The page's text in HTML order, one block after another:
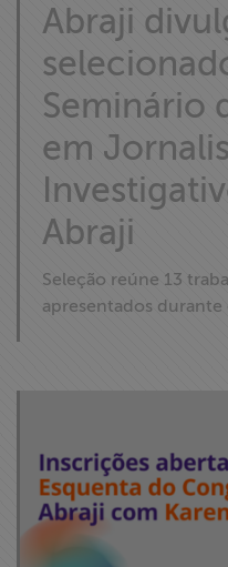
Abraji
Seminário
em
Abraji
Seleção reúne 13
apresentados durante